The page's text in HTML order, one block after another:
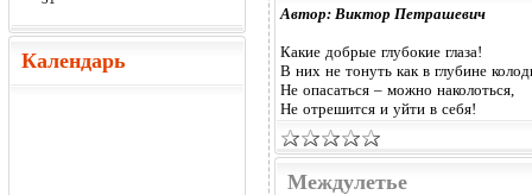
Календарь
Автор: Виктор Петрашевич
Какие добрые глубокие глаза!
В них не тонуть как в глубине
Не опасаться – можно наколоться,
Не отрешится и уйти в себя!
Междулетье